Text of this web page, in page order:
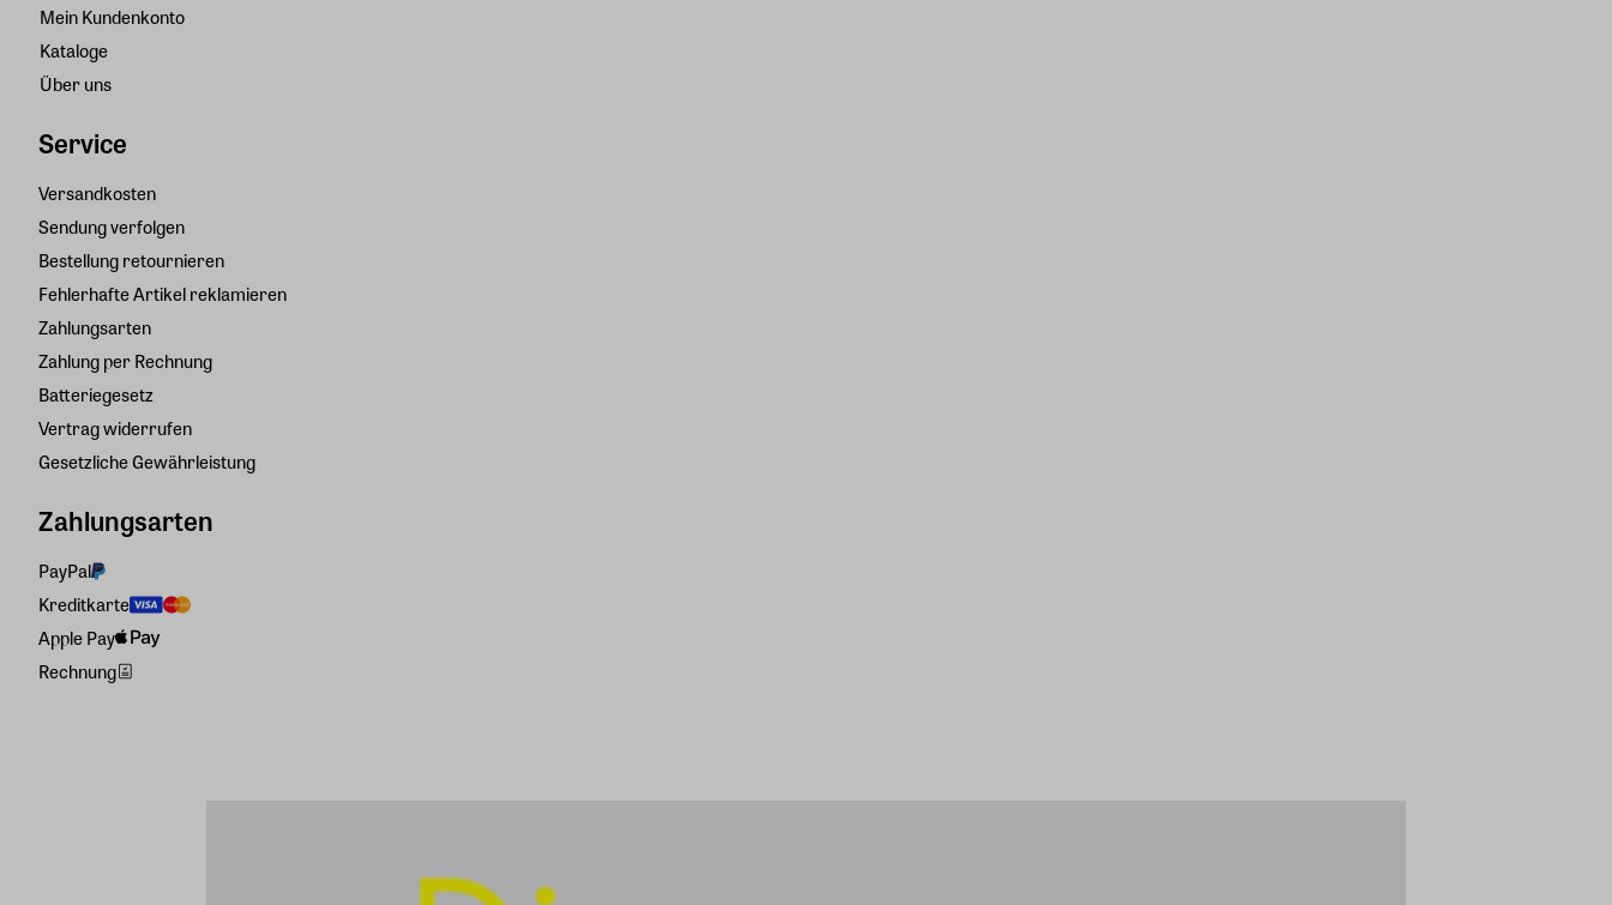
Mein Kundenkonto
Kataloge
Über uns
Service
Versandkosten
Sendung verfolgen
Bestellung retournieren
Fehlerhafte Artikel reklamieren
Zahlungsarten
Zahlung per Rechnung
Batteriegesetz
Vertrag widerrufen
Gesetzliche Gewährleistung
Zahlungsarten
PayPal
Kreditkarte
Apple Pay
Rechnung